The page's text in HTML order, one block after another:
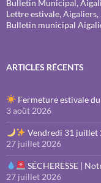
Bulletin Municipal,
Lettre estivale,
Bulletin municipal
ARTICLES RÉCENTS
Fermeture estivale
3 août 2026
Vendredi 31 juillet
27 juillet 2026
SÉCHERESSE |
27 juillet 2026